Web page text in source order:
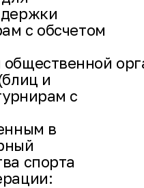
с обсчетом
и
с
в
спорта